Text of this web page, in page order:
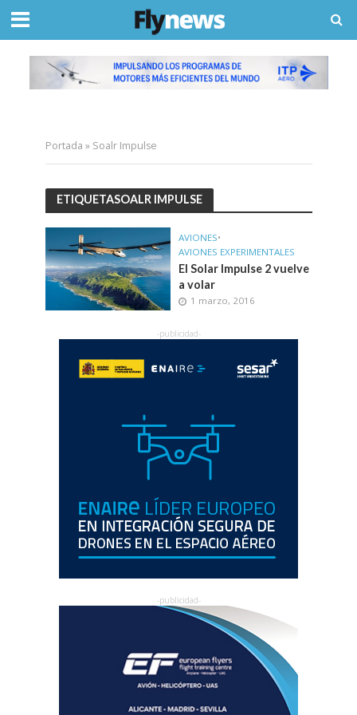
Portada » Soalr Impulse
ETIQUETASOALR IMPULSE
AVIONES•
AVIONES EXPERIMENTALES
El Solar Impulse 2 vuelve
a volar
1 marzo, 2016